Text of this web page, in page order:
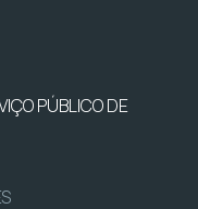
PÚBLICO DE